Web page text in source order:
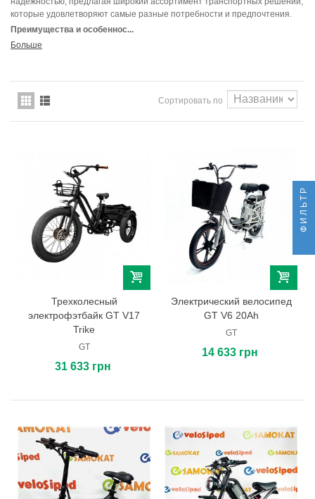
которые удовлетворяют самые разные потребности и предпочтения.
Преимущества и особеннос...
Больше
Сортировать по
Трехколесный
электрофэтбайк GT V17
Trike
GT
31 633 грн
Электрический велосипед
GT V6 20Ah
GT
14 633 грн
ФИЛЬТР